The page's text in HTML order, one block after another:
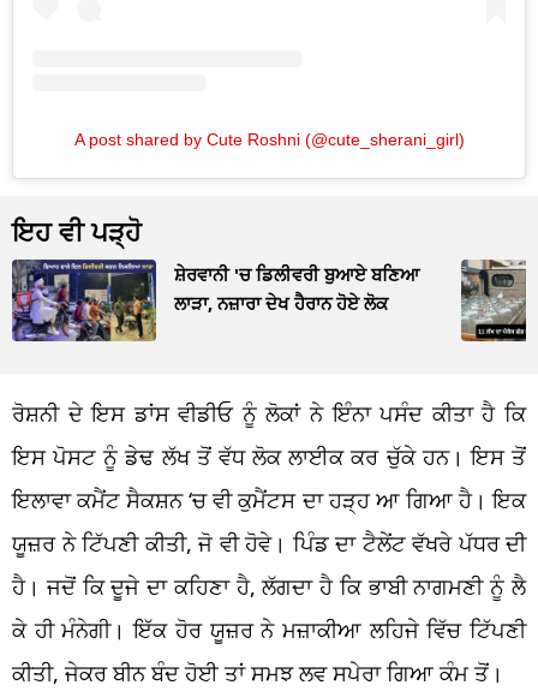
A post shared by Cute Roshni (@cute_sherani_girl)
ਇਹ ਵੀ ਪੜ੍ਹੋ
ਸ਼ੇਰਵਾਨੀ 'ਚ ਡਿਲੀਵਰੀ ਬੁਆਏ ਬਣਿਆ
ਲਾੜਾ, ਨਜ਼ਾਰਾ ਦੇਖ ਹੈਰਾਨ ਹੋਏ ਲੋਕ
ਰੋਸ਼ਨੀ ਦੇ ਇਸ ਡਾਂਸ ਵੀਡੀਓ ਨੂੰ ਲੋਕਾਂ ਨੇ ਇੰਨਾ ਪਸੰਦ ਕੀਤਾ ਹੈ ਕਿ
ਇਸ ਪੋਸਟ ਨੂੰ ਡੇਢ ਲੱਖ ਤੋਂ ਵੱਧ ਲੋਕ ਲਾਈਕ ਕਰ ਚੁੱਕੇ ਹਨ। ਇਸ ਤੋਂ
ਇਲਾਵਾ ਕਮੈਂਟ ਸੈਕਸ਼ਨ ‘ਚ ਵੀ ਕੁਮੈਂਟਸ ਦਾ ਹੜ੍ਹ ਆ ਗਿਆ ਹੈ। ਇਕ
ਯੂਜ਼ਰ ਨੇ ਟਿੱਪਣੀ ਕੀਤੀ, ਜੋ ਵੀ ਹੋਵੇ। ਪਿੰਡ ਦਾ ਟੈਲੇਂਟ ਵੱਖਰੇ ਪੱਧਰ ਦੀ
ਹੈ। ਜਦੋਂ ਕਿ ਦੂਜੇ ਦਾ ਕਹਿਣਾ ਹੈ, ਲੱਗਦਾ ਹੈ ਕਿ ਭਾਬੀ ਨਾਗਮਣੀ ਨੂੰ ਲੈ
ਕੇ ਹੀ ਮੰਨੇਗੀ। ਇੱਕ ਹੋਰ ਯੂਜ਼ਰ ਨੇ ਮਜ਼ਾਕੀਆ ਲਹਿਜੇ ਵਿੱਚ ਟਿੱਪਣੀ
ਕੀਤੀ, ਜੇਕਰ ਬੀਨ ਬੰਦ ਹੋਈ ਤਾਂ ਸਮਝ ਲਵ ਸਪੇਰਾ ਗਿਆ ਕੰਮ ਤੋਂ।